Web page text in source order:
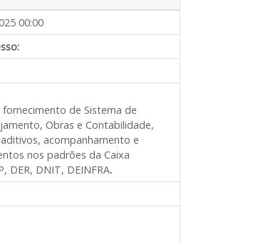
00:00
de Sistema de
Obras e Contabilidade,
acompanhamento e
nos padrões da Caixa
DER, DNIT, DEINFRA.